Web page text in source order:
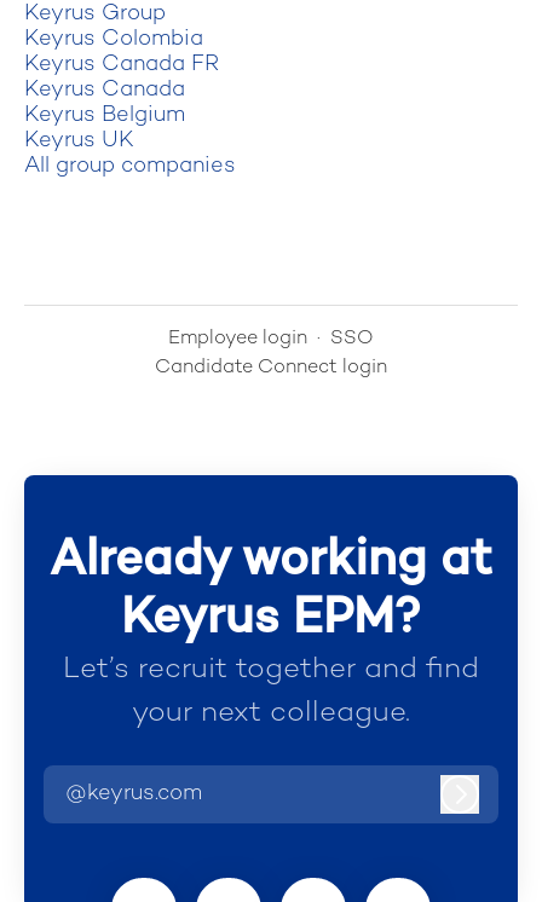
Keyrus Group
Keyrus Colombia
Keyrus Canada FR
Keyrus Canada
Keyrus Belgium
Keyrus UK
All group companies
Employee login · SSO
Candidate Connect login
Already working at
Keyrus EPM?
Let’s recruit together and find
your next colleague.
@keyrus.com